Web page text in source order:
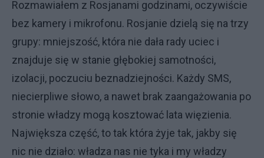
Rozmawiałem z Rosjanami godzinami, oczywiście
bez kamery i mikrofonu. Rosjanie dzielą się na trzy
grupy: mniejszość, która nie dała rady uciec i
znajduje się w stanie głębokiej samotności,
izolacji, poczuciu beznadziejności. Każdy SMS,
niecierpliwe słowo, a nawet brak zaangażowania po
stronie władzy mogą kosztować lata więzienia.
Największa część, to tak która żyje tak, jakby się
nic nie działo: władza nas nie tyka i my władzy